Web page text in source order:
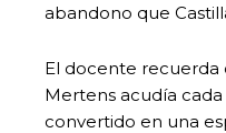
abandono que
El docente recuerda
Mertens acudía
convertido en una